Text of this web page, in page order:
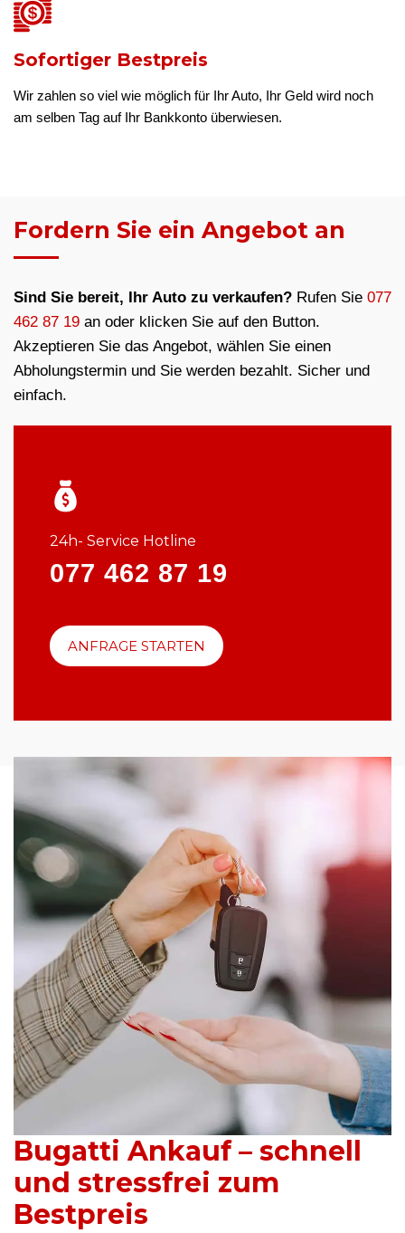
Sofortiger Bestpreis
Wir zahlen so viel wie möglich für Ihr Auto, Ihr Geld wird noch
am selben Tag auf Ihr Bankkonto überwiesen.
Fordern Sie ein Angebot an
Sind Sie bereit, Ihr Auto zu verkaufen? Rufen Sie 077
462 87 19 an oder klicken Sie auf den Button.
Akzeptieren Sie das Angebot, wählen Sie einen
Abholungstermin und Sie werden bezahlt. Sicher und
einfach.
24h- Service Hotline
077 462 87 19
ANFRAGE STARTEN
Bugatti Ankauf – schnell
und stressfrei zum
Bestpreis